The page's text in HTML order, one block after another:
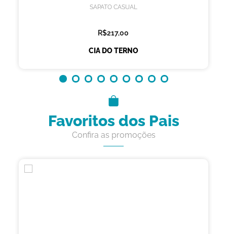
SAPATO CASUAL
R$217,00
CIA DO TERNO
Favoritos dos Pais
Confira as promoções